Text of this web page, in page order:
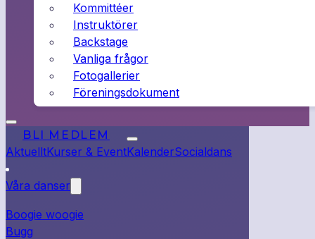
Kommittéer
Instruktörer
Backstage
Vanliga frågor
Fotogallerier
Föreningsdokument
BLI MEDLEM
AktuelltKurser & EventKalenderSocialdans
Våra danser
Boogie woogie
Bugg